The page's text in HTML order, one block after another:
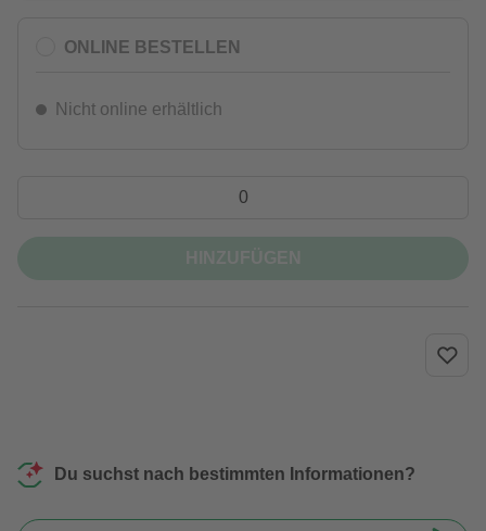
ONLINE BESTELLEN
Nicht online erhältlich
Du suchst nach bestimmten Informationen?